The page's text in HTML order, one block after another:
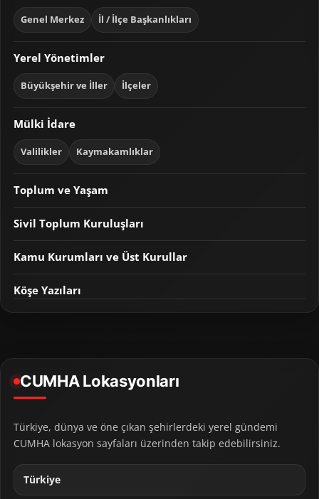
Genel Merkez İl / İlçe Başkanlıkları
Yerel Yönetimler
Büyükşehir ve İller İlçeler
Mülki İdare
Valilikler Kaymakamlıklar
Toplum ve Yaşam
Sivil Toplum Kuruluşları
Kamu Kurumları ve Üst Kurullar
Köşe Yazıları
CUMHA Lokasyonları
Türkiye, dünya ve öne çıkan şehirlerdeki yerel gündemi
CUMHA lokasyon sayfaları üzerinden takip edebilirsiniz.
Türkiye